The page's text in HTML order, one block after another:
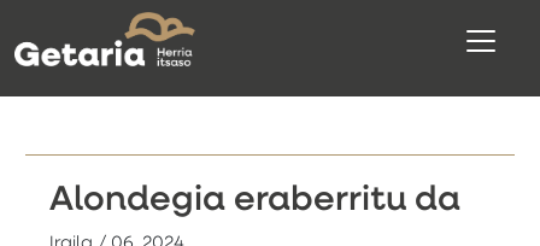
Alondegia eraberritu da